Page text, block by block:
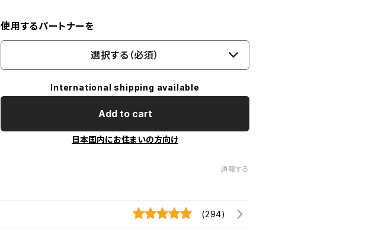
使用するパートナーを
選択する（必須）
International shipping available
Add to cart
日本国内にお住まいの方向け
通報する
(294)